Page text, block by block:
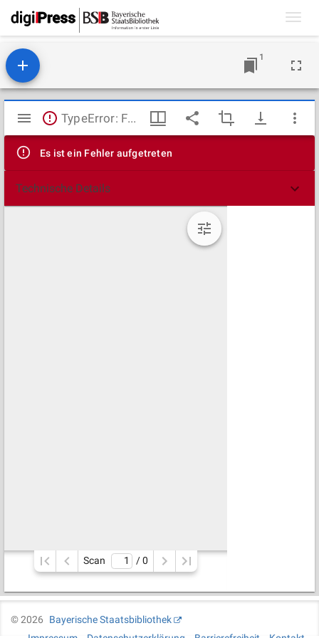
1
Mirador
Viewer
TypeError: Failed to fetch
Es ist ein Fehler aufgetreten
Technische Details
Scan / 0
©2026
Bayerische Staatsbibliothek